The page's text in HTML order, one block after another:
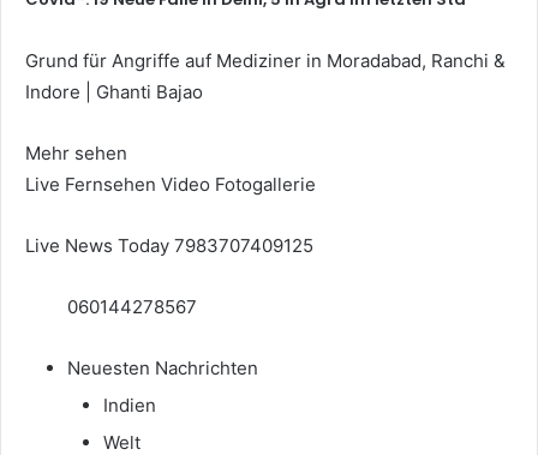
Grund für Angriffe auf Mediziner in Moradabad, Ranchi &
Indore | Ghanti Bajao
Mehr sehen
Live Fernsehen Video Fotogallerie
Live News Today 7983707409125
060144278567
Neuesten Nachrichten
Indien
Welt